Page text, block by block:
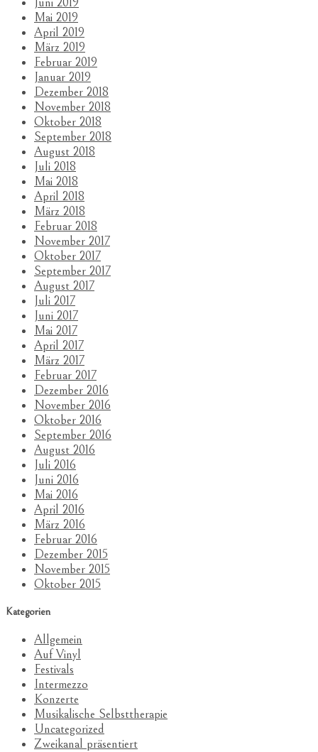
Mai 2019
April 2019
März 2019
Februar 2019
Januar 2019
Dezember 2018
November 2018
Oktober 2018
September 2018
August 2018
Juli 2018
Mai 2018
April 2018
März 2018
Februar 2018
November 2017
Oktober 2017
September 2017
August 2017
Juli 2017
Juni 2017
Mai 2017
April 2017
März 2017
Februar 2017
Dezember 2016
November 2016
Oktober 2016
September 2016
August 2016
Juli 2016
Juni 2016
Mai 2016
April 2016
März 2016
Februar 2016
Dezember 2015
November 2015
Oktober 2015
Kategorien
Allgemein
Auf Vinyl
Festivals
Intermezzo
Konzerte
Musikalische Selbsttherapie
Uncategorized
Zweikanal präsentiert